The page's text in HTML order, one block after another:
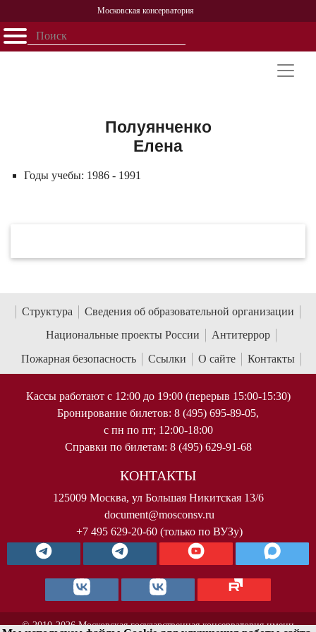
Московская консерватория
Открыть - закрыть
Персоналии
История
Полуянченко
Елена
Годы учебы: 1986 - 1991
Структура
Сведения об образовательной организации
Национальные проекты России
Антитеррор
Пожарная безопасность
Ссылки О сайте Контакты
Кассы работают с 12:00 до 19:00 (перерыв 15:00-15:30)
Бронирование билетов: 8 (495) 695-89-05,
с пн по пт; 12:00-18:00
Справки по билетам: 8 (495) 629-91-68
КОНТАКТЫ
125009 Москва, ул Большая Никитская 13/6
document@mosconsv.ru
+7 495 629-20-60 (только по ВУЗу)
© 2010-2026 Московская государственная консерватория имени